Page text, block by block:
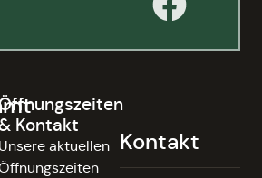
Kontakt
aktuellen
Kontakt